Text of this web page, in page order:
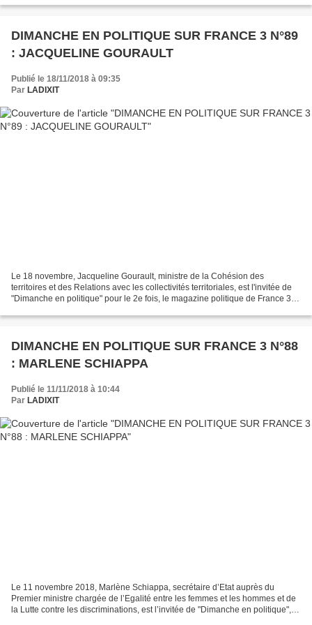
DIMANCHE EN POLITIQUE SUR FRANCE 3 N°89
: JACQUELINE GOURAULT
Publié le 18/11/2018 à 09:35
Par LADIXIT
Le 18 novembre, Jacqueline Gourault, ministre de la Cohésion des
territoires et des Relations avec les collectivités territoriales, est l'invitée de
"Dimanche en politique" pour le 2e fois, le magazine politique de France 3.
DIMANCHE EN POLITIQUE SUR FRANCE 3 N°88
: MARLENE SCHIAPPA
Publié le 11/11/2018 à 10:44
Par LADIXIT
Le 11 novembre 2018, Marlène Schiappa, secrétaire d’Etat auprès du
Premier ministre chargée de l’Egalité entre les femmes et les hommes et de
la Lutte contre les discriminations, est l’invitée de "Dimanche en politique", le